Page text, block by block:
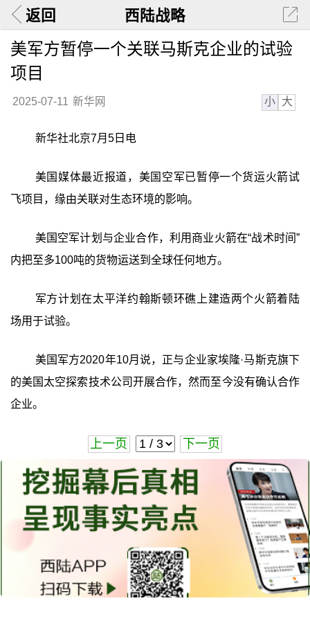
返回 西陆战略
美军方暂停一个关联马斯克企业的试验
项目
2025-07-11 新华网 小 大
新华社北京7月5日电
美国媒体最近报道，美国空军已暂停一个货运火箭试
飞项目，缘由关联对生态环境的影响。
美国空军计划与企业合作，利用商业火箭在“战术时间”
内把至多100吨的货物运送到全球任何地方。
军方计划在太平洋约翰斯顿环礁上建造两个火箭着陆
场用于试验。
美国军方2020年10月说，正与企业家埃隆·马斯克旗下
的美国太空探索技术公司开展合作，然而至今没有确认合作
企业。
上一页 下一页